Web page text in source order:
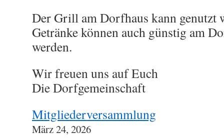
Der Grill am Dorfhaus kann genutzt
Getränke können auch günstig am
werden.
Wir freuen uns auf Euch
Die Dorfgemeinschaft
Mitgliederversammlung
März 24, 2026